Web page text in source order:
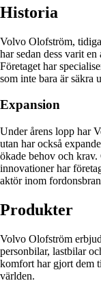
Historia
Volvo Olofström,
har sedan dess varit
Företaget har
som inte bara är säkra
Expansion
Under årens lopp har
utan har också
ökade behov och
innovationer har
aktör inom
Produkter
Volvo Olofström
personbilar, lastbilar
komfort har gjort dem
världen.